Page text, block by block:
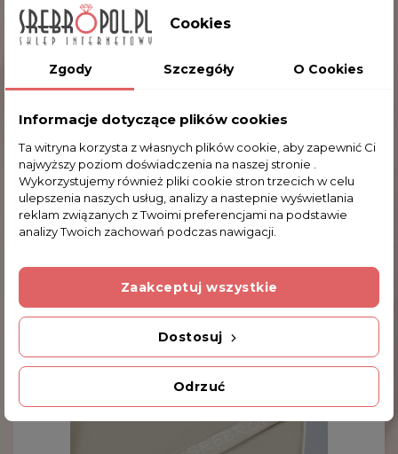
Na razie nie dodano żadnej recenzji.
Dodatkowe Informacje
Kod produktu
WS-3800 6.5g
INNE PRODUKTY W TEJ SAMEJ KATEGORII
Cookies
Zgody Szczegóły O Cookies
Informacje dotyczące plików cookies
Ta witryna korzysta z własnych plików cookie, aby zapewnić Ci
najwyższy poziom doświadczenia na naszej stronie .
Wykorzystujemy również pliki cookie stron trzecich w celu
ulepszenia naszych usług, analizy a nastepnie wyświetlania
reklam związanych z Twoimi preferencjami na podstawie
analizy Twoich zachowań podczas nawigacji.
Odrzuć
Dostosuj
Zaakceptuj wszystkie